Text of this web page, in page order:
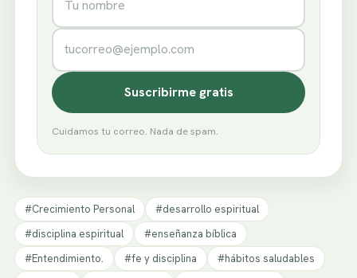
Correo electrónico
Suscribirme gratis
Cuidamos tu correo. Nada de spam.
#Crecimiento Personal
#desarrollo espiritual
#disciplina espiritual
#enseñanza bíblica
#Entendimiento.
#fe y disciplina
#hábitos saludables